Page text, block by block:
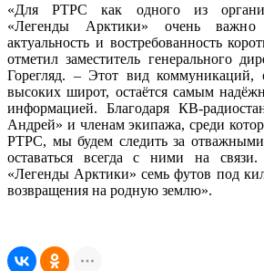
«Для РТРС как одного из
«Легенды Арктики» очень
актуальность и востребованность
отметил заместитель генерального
Горегляд. – Этот вид коммуникаций,
высоких широт, остаётся самым
информацией. Благодаря КВ-
Андрей» и членам экипажа, среди
РТРС, мы будем следить за
оставаться всегда с ними на
«Легенды Арктики» семь футов под
возвращения на родную землю».